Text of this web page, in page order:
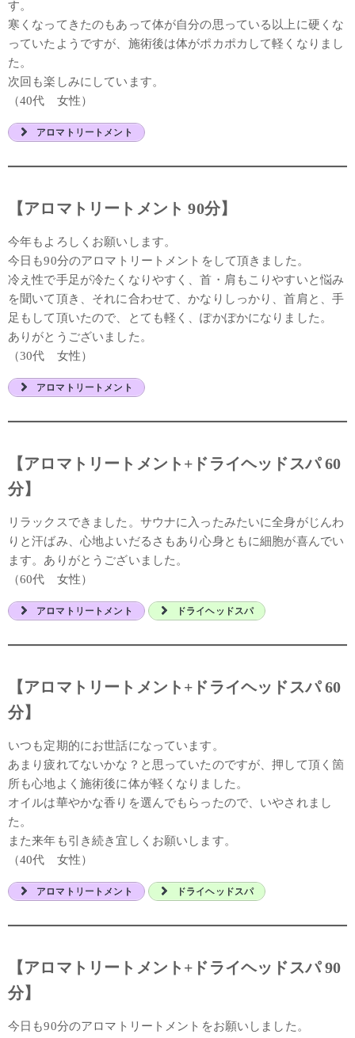
す。
寒くなってきたのもあって体が自分の思っている以上に硬くな
っていたようですが、施術後は体がポカポカして軽くなりまし
た。
次回も楽しみにしています。
（40代 女性）
アロマトリートメント
【アロマトリートメント 90分】
今年もよろしくお願いします。
今日も90分のアロマトリートメントをして頂きました。
冷え性で手足が冷たくなりやすく、首・肩もこりやすいと悩み
を聞いて頂き、それに合わせて、かなりしっかり、首肩と、手
足もして頂いたので、とても軽く、ぽかぽかになりました。
ありがとうございました。
（30代 女性）
アロマトリートメント
【アロマトリートメント+ドライヘッドスパ 60
分】
リラックスできました。サウナに入ったみたいに全身がじんわ
りと汗ばみ、心地よいだるさもあり心身ともに細胞が喜んでい
ます。ありがとうございました。
（60代 女性）
アロマトリートメント ドライヘッドスパ
【アロマトリートメント+ドライヘッドスパ 60
分】
いつも定期的にお世話になっています。
あまり疲れてないかな？と思っていたのですが、押して頂く箇
所も心地よく施術後に体が軽くなりました。
オイルは華やかな香りを選んでもらったので、いやされまし
た。
また来年も引き続き宜しくお願いします。
（40代 女性）
アロマトリートメント ドライヘッドスパ
【アロマトリートメント+ドライヘッドスパ 90
分】
今日も90分のアロマトリートメントをお願いしました。